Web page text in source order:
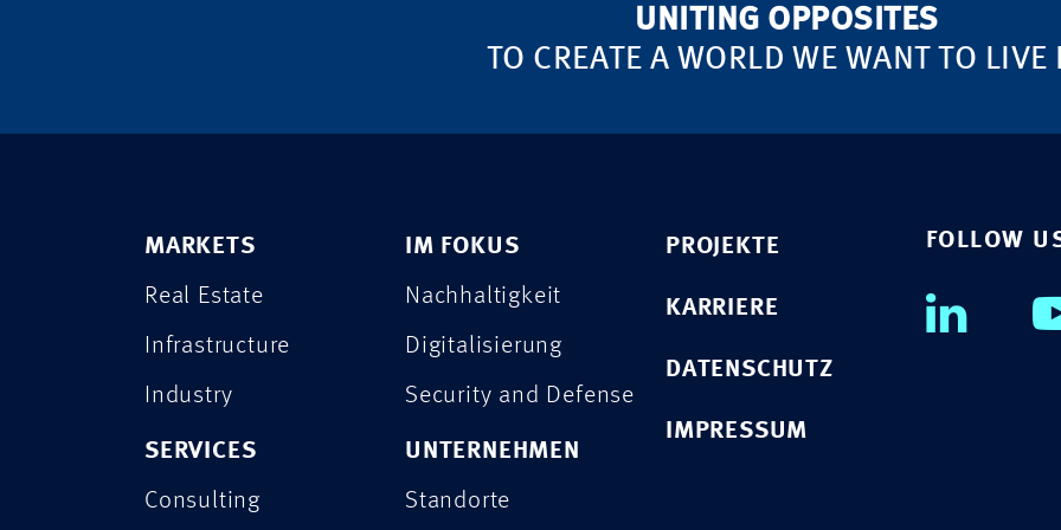
UNITING OPPOSITES
TO CREATE A WORLD WE WANT TO LIVE
MARKETS
Real Estate
Infrastructure
Industry
SERVICES
Consulting
IM FOKUS
Nachhaltigkeit
Digitalisierung
Security and Defense
UNTERNEHMEN
Standorte
PROJEKTE
KARRIERE
DATENSCHUTZ
IMPRESSUM
FOLLOW